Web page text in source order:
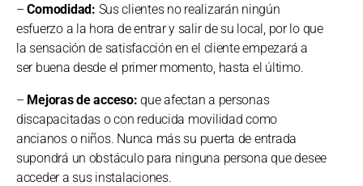
–Comodidad: Sus clientes no realizarán ningún
esfuerzo a la hora de entrar y salir de su local, por lo que
la sensación de satisfacción en el cliente empezará a
ser buena desde el primer momento, hasta el último.
– Mejoras de acceso: que afectan a personas
discapacitadas o con reducida movilidad como
ancianos o niños. Nunca más su puerta de entrada
supondrá un obstáculo para ninguna persona que desee
acceder a sus instalaciones.